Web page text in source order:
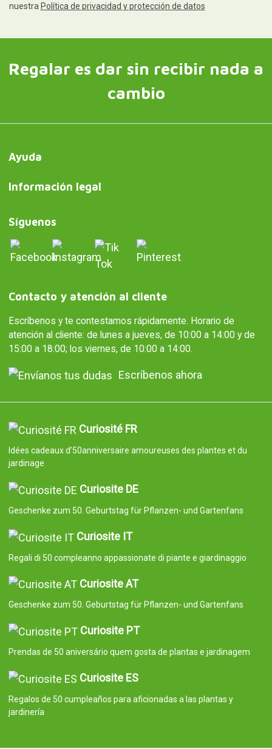
nuestra Política de privacidad y protección de datos
Regalar es dar sin recibir nada a
cambio
Ayuda
Información legal
Síguenos
Contacto y atención al cliente
Escríbenos y te contestamos rápidamente. Horario de
atención al cliente: de lunes a jueves, de 10:00 a 14:00 y de
15:00 a 18:00; los viernes, de 10:00 a 14:00.
Escríbenos ahora
Curiosité FR
Idées cadeaux d’50anniversaire amoureuses des plantes et du
jardinage
Curiosite DE
Geschenke zum 50. Geburtstag für Pflanzen- und Gartenfans
Curiosite IT
Regali di 50 compleanno appassionate di piante e giardinaggio
Curiosite AT
Geschenke zum 50. Geburtstag für Pflanzen- und Gartenfans
Curiosite PT
Prendas de 50 aniversário quem gosta de plantas e jardinagem
Curiosite ES
Regalos de 50 cumpleaños para aficionadas a las plantas y
jardinería